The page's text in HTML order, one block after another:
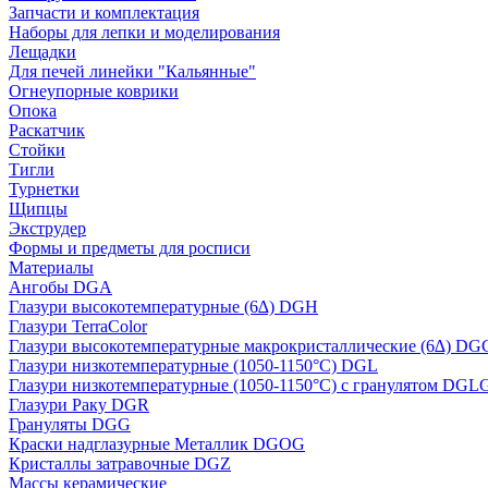
Запчасти и комплектация
Наборы для лепки и моделирования
Лещадки
Для печей линейки "Кальянные"
Огнеупорные коврики
Опока
Раскатчик
Стойки
Тигли
Турнетки
Щипцы
Экструдер
Формы и предметы для росписи
Материалы
Ангобы DGA
Глазури высокотемпературные (6∆) DGH
Глазури TerraColor
Глазури высокотемпературные макрокристаллические (6∆)
Глазури низкотемпературные (1050-1150°С) DGL
Глазури низкотемпературные (1050-1150°С) с гранулятом
Глазури Раку DGR
Грануляты DGG
Краски надглазурные Металлик DGOG
Кристаллы затравочные DGZ
Массы керамические